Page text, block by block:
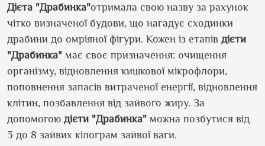
Дієта "Драбинка"отримала свою назву за рахунок
чітко визначеної будови, що нагадує сходинки
драбини до омріяної фігури. Кожен із етапів дієти
"Драбинка" має своє призначення: очищення
організму, відновлення кишкової мікрофлори,
поповнення запасів витраченої енергії, відновлення
клітин, позбавлення від зайвого жиру. За
допомогою дієти "Драбинка" можна позбутися від
3 до 8 зайвих кілограм зайвої ваги.